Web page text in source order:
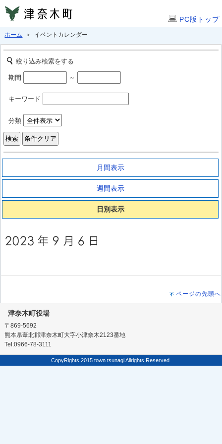
PC版トップ
ホーム ＞ イベントカレンダー
絞り込み検索をする
期間 ～
キーワード
分類
月間表示
週間表示
日別表示
ページの先頭へ
津奈木町役場
〒869-5692
熊本県葦北郡津奈木町大字小津奈木2123番地
Tel:0966-78-3111
CopyRights 2015 town tsunagi Allrights Reserved.